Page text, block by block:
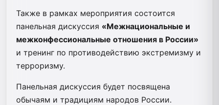
Также в рамках мероприятия состоится
панельная дискуссия «Межнациональные и
межконфессиональные отношения в России»
и тренинг по противодействию экстремизму и
терроризму.
Панельная дискуссия будет посвящена
обычаям и традициям народов России.